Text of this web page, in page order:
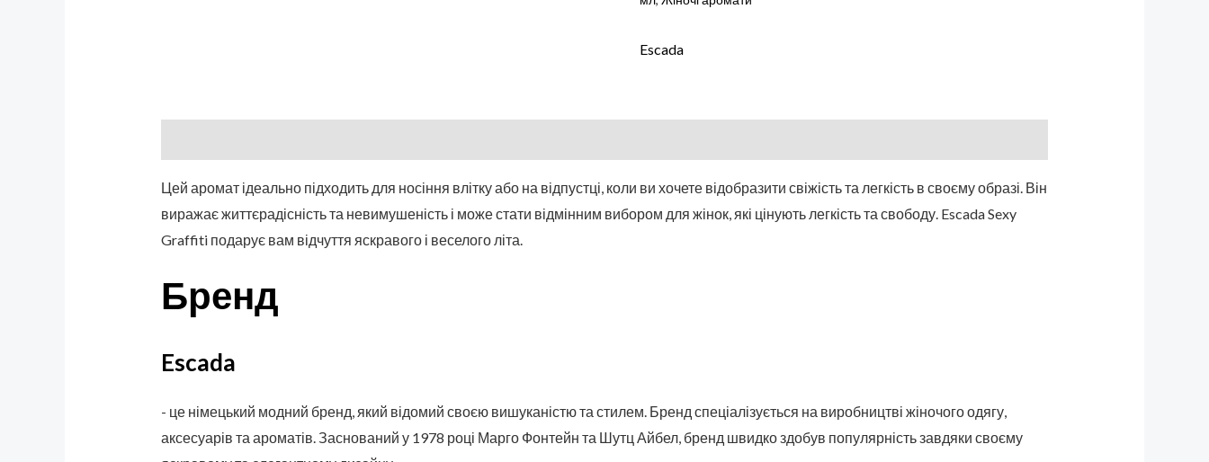
Escada
Цей аромат ідеально підходить для носіння влітку або на відпустці, коли ви хочете відобразити свіжість та легкість в своєму образі. Він
виражає життєрадісність та невимушеність і може стати відмінним вибором для жінок, які цінують легкість та свободу. Escada Sexy
Graffiti подарує вам відчуття яскравого і веселого літа.
Бренд
Escada
- це німецький модний бренд, який відомий своєю вишуканістю та стилем. Бренд спеціалізується на виробництві жіночого одягу,
аксесуарів та ароматів. Заснований у 1978 році Марго Фонтейн та Шутц Айбел, бренд швидко здобув популярність завдяки своєму